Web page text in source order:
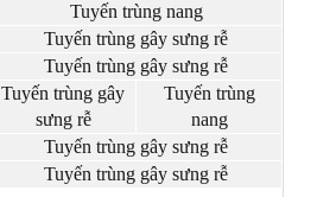
Tuyến trùng nang
Tuyến trùng gây sưng rễ
Tuyến trùng gây sưng rễ
Tuyến trùng gây
sưng rễ
Tuyến trùng
nang
Tuyến trùng gây sưng rễ
Tuyến trùng gây sưng rễ